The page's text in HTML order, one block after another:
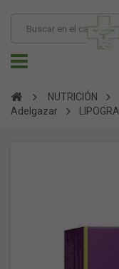
NUTRICIÓN
Adelgazar